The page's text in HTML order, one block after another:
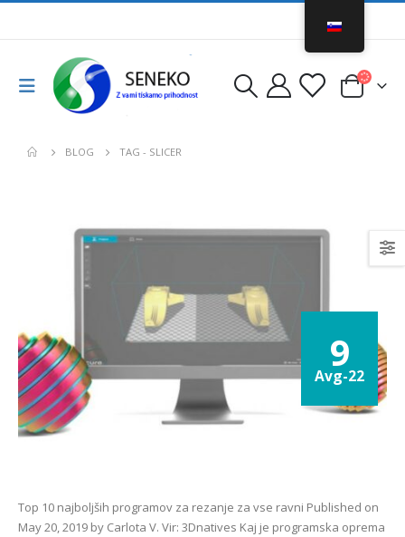
BLOG TAG - SLICER
9
Avg-22
Top 10 najboljših programov za rezanje za vse ravni Published on
May 20, 2019 by Carlota V. Vir: 3Dnatives Kaj je programska oprema